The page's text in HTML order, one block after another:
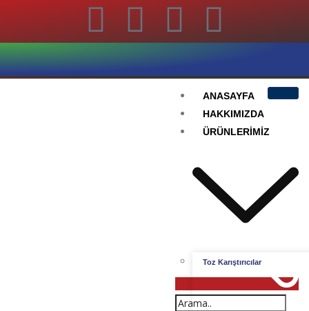
ANASAYFA
HAKKIMIZDA
ÜRÜNLERIMIZ
Toz Karıştırıcılar